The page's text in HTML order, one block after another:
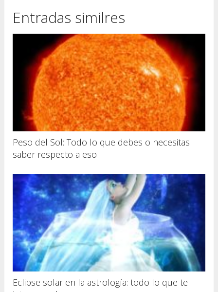
Entradas similres
Peso del Sol: Todo lo que debes o necesitas
saber respecto a eso
Eclipse solar en la astrología: todo lo que te